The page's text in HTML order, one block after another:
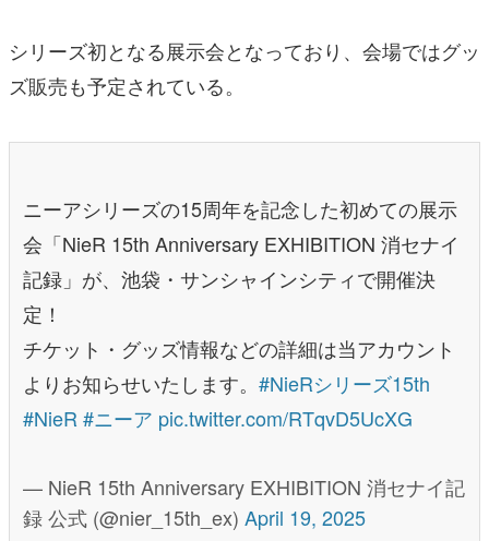
シリーズ初となる展示会となっており、会場ではグッ
ズ販売も予定されている。
ニーアシリーズの15周年を記念した初めての展示
会「NieR 15th Anniversary EXHIBITION 消セナイ
記録」が、池袋・サンシャインシティで開催決
定！
チケット・グッズ情報などの詳細は当アカウント
よりお知らせいたします。 #NieRシリーズ15th
#NieR#ニーア pic.twitter.com/RTqvD5UcXG
— NieR 15th Anniversary EXHIBITION 消セナイ記
録 公式 (@nier_15th_ex) April 19, 2025